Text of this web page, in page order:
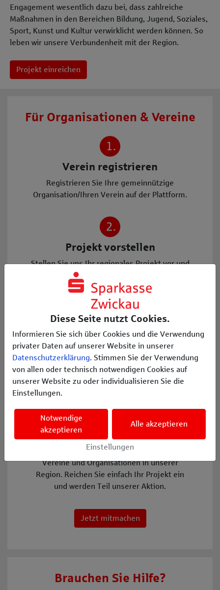
Diese Seite nutzt Cookies.
Informieren Sie sich über Cookies und die Verwendung
privater Daten auf unserer Website in unserer
Datenschutzerklärung. Stimmen Sie der Verwendung
von allen oder technisch notwendigen Cookies auf
unserer Website zu oder individualisieren Sie die
Einstellungen.
Notwendige
akzeptieren
Alle akzeptieren
Einstellungen
Engagement wesentlich dazu bei, dass zahlreiche
Maßnahmen in den Bereichen Bildung, Jugend, Soziales,
Sport, Kunst und Kultur verwirklicht werden können. So
leben wir unsere Verbundenheit mit der Region.
Projekt einreichen
Für Organisationen & Vereine
1.
Verein registrieren
Registrieren Sie Ihre gemeinnützige
Organisation/Ihren Verein auf der Plattform.
2.
Projekt vorstellen
Stellen Sie uns Ihr regionales Projekt vor und
beantragen Sie damit eine Förderung.
3.
Gewinnen Sie selbstständig Unterstützer, die Ihnen
helfen möglichst viele Spendenguthaben zu
sammeln.
Ob es um die Anschaffung neuer
Sportgeräte, die längst fällige Renovierung
des Vereinshauses oder ein neues
Musikprojekt geht. Wir unterstützen
Vereine und Organisationen in unserer
Region. Reichen Sie einfach Ihr Projekt ein
und werden Teil unserer Aktion.
Jetzt mitmachen
Brauchen Sie Hilfe?